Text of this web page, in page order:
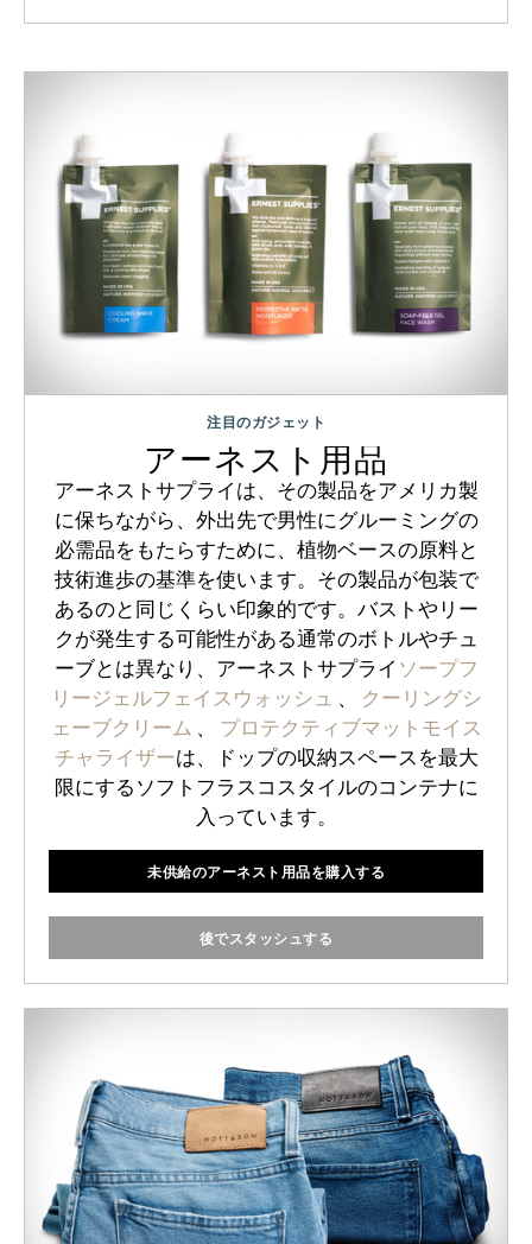
注目のガジェット
アーネスト用品
アーネストサプライは、その製品をアメリカ製
に保ちながら、外出先で男性にグルーミングの
必需品をもたらすために、植物ベースの原料と
技術進歩の基準を使います。その製品が包装で
あるのと同じくらい印象的です。バストやリー
クが発生する可能性がある通常のボトルやチュ
ーブとは異なり、アーネストサプライ ソープフ
リージェルフェイスウォッシュ 、
クーリングシ
ェーブクリーム 、 プロテクティブマットモイス
チャライザーは、ドップの収納スペースを最大
限にするソフトフラスコスタイルのコンテナに
入っています。
未供給のアーネスト用品を購入する
後でスタッシュする